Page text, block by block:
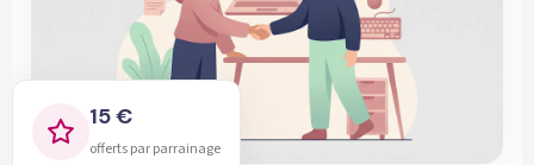
15 €
offerts par parrainage